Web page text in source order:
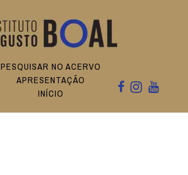
PESQUISAR NO ACERVO
APRESENTAÇÃO
INÍCIO